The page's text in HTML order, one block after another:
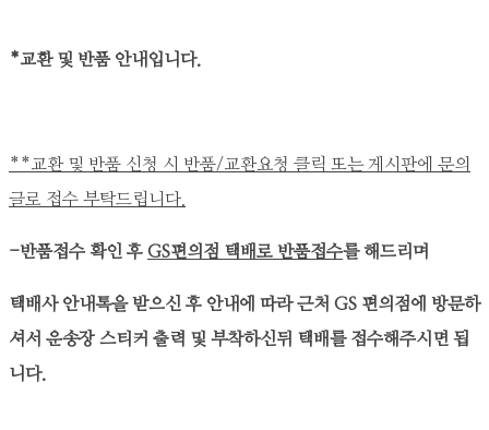
*교환 및 반품 안내입니다.
**교환 및 반품 신청 시 반품/교환요청 클릭 또는 게시판에 문의
글로 접수 부탁드립니다.
-반품접수 확인 후 GS편의점 택배로 반품접수를 해드리며
택배사 안내톡을 받으신 후 안내에 따라 근처 GS 편의점에 방문하
셔서 운송장 스티커 출력 및 부착하신뒤 택배를 접수해주시면 됩
니다.